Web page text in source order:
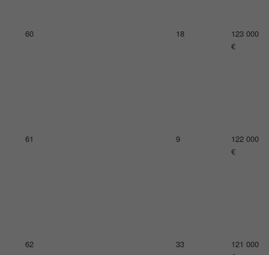
64 21
114 000
€
65 19
111 000
€
65 13
111 000